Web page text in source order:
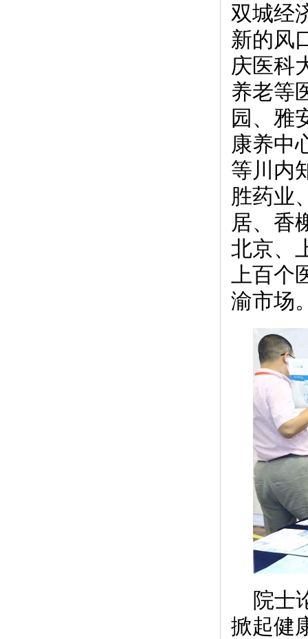
双城经
新的风
庆医科
养老等
园、雅
康养中
等川内
胜药业
居、香
北京、
上百个
渝市场
院士
掀起健